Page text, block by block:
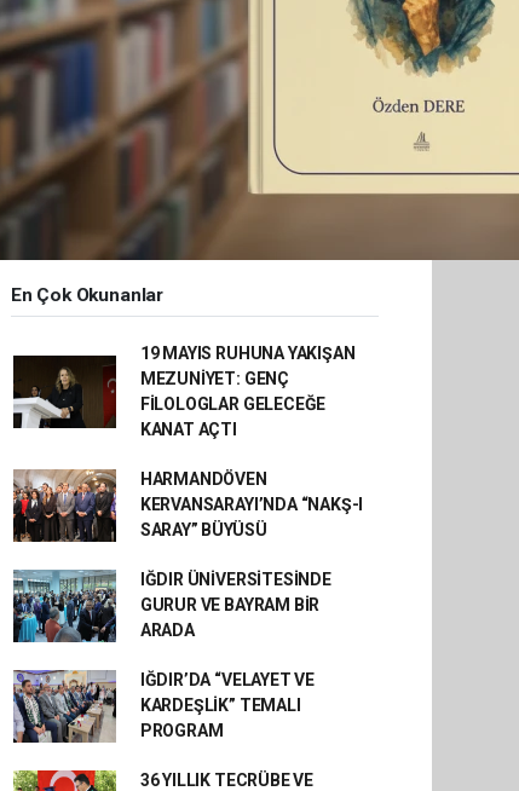
En Çok Okunanlar
19 MAYIS RUHUNA YAKIŞAN
MEZUNİYET: GENÇ
FİLOLOGLAR GELECEĞE
KANAT AÇTI
HARMANDÖVEN
KERVANSARAYI’NDA “NAKŞ-I
SARAY” BÜYÜSÜ
IĞDIR ÜNİVERSİTESİNDE
GURUR VE BAYRAM BİR
ARADA
IĞDIR’DA “VELAYET VE
KARDEŞLİK” TEMALI
PROGRAM
36 YILLIK TECRÜBE VE